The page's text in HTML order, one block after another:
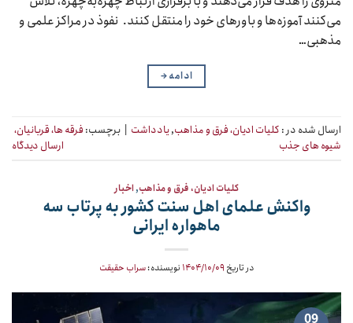
می‌کنند آموزه‌ها و باورهای خود را منتقل کنند. نفوذ در مراکز علمی و
مذهبی…
ادامه→
ارسال شده در : کلیات ادیان، فرق و مذاهب,یادداشت برچسب: فرقه ها، قربانیان،
شیوه های جذب
ارسال دیدگاه
کلیات ادیان، فرق و مذاهب,اخبار
واکنش‌ علمای اهل سنت کشور به پرتاب سه
ماهواره ایرانی
در تاریخ ۱۴۰۴/۱۰/۰۹ نویسنده:سراب حقیقت